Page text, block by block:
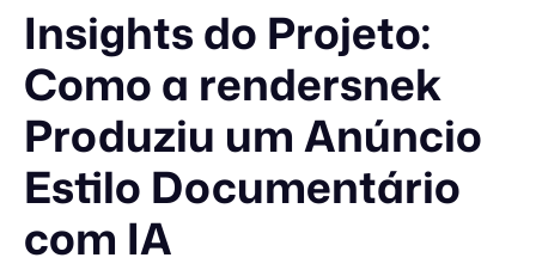
Insights do Projeto:
Como a rendersnek
Produziu um Anúncio
Estilo Documentário
com IA